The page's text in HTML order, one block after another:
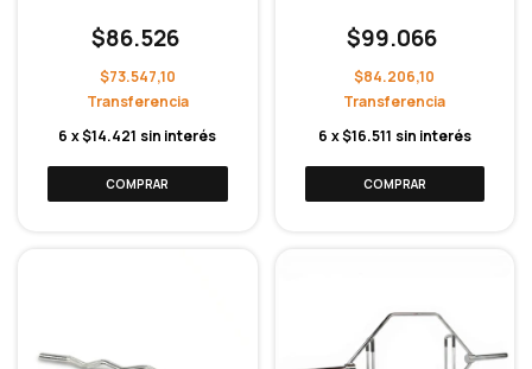
$86.526
$73.547,10
6 x$14.421 sin interés
$99.066
$84.206,10
6 x$16.511 sin interés